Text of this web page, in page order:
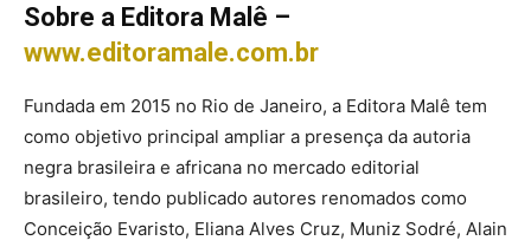
Sobre a Editora Malê –
www.editoramale.com.br
Fundada em 2015 no Rio de Janeiro, a Editora Malê tem
como objetivo principal ampliar a presença da autoria
negra brasileira e africana no mercado editorial
brasileiro, tendo publicado autores renomados como
Conceição Evaristo, Eliana Alves Cruz, Muniz Sodré, Alain